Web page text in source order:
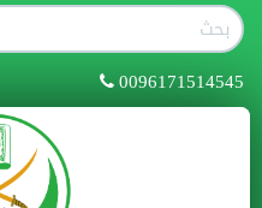
0096171514545